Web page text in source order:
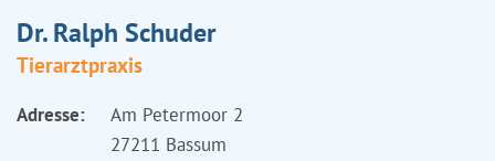
Dr. Ralph Schuder
Tierarztpraxis
Adresse:
Am Petermoor 2
27211 Bassum